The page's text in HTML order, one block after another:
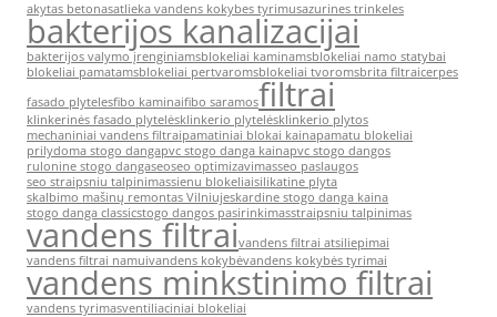
akytas betonasatlieka vandens kokybes tyrimusazurines trinkeles
bakterijos kanalizacijai
bakterijos valymo įrenginiamsblokeliai kaminamsblokeliai namo statybai
blokeliai pamatamsblokeliai pertvaromsblokeliai tvoromsbrita filtraicerpes
fasado plytelesfibo kaminaifibo saramosfiltrai
klinkerinės fasado plytelėsklinkerio plytelėsklinkerio plytos
mechaniniai vandens filtraipamatiniai blokai kainapamatu blokeliai
prilydoma stogo dangapvc stogo danga kainapvc stogo dangos
rulonine stogo dangaseoseo optimizavimasseo paslaugos
seo straipsniu talpinimassienu blokeliaisilikatine plyta
skalbimo mašinų remontas Vilniujeskardine stogo danga kaina
stogo danga classicstogo dangos pasirinkimasstraipsniu talpinimas
vandens filtraivandens filtrai atsiliepimai
vandens filtrai namuivandens kokybėvandens kokybės tyrimai
vandens minkstinimo filtrai
vandens tyrimasventiliaciniai blokeliai